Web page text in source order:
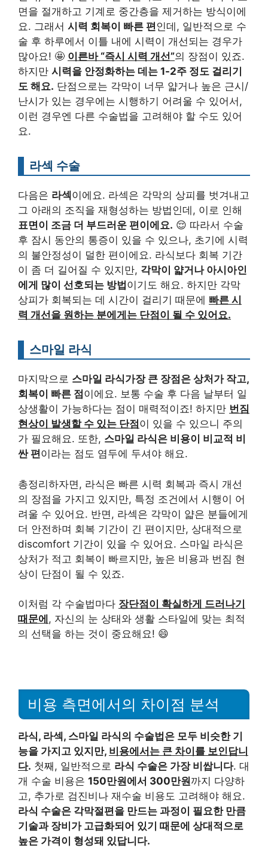
면을 절개하고 기계로 중간층을 제거하는 방식이에
요. 그래서 시력 회복이 빠른 편 인데, 일반적으로 수
술 후 하루에서 이틀 내에 시력이 개선되는 경우가
많아요! 🤩 이른바 “즉시 시력 개선”의 장점이 있죠.
하지만 시력을 안정화하는 데는 1-2주 정도 걸리기
도 해요. 단점으로는 각막이 너무 얇거나 높은 근시/
난시가 있는 경우에는 시행하기 어려울 수 있어서,
이런 경우엔 다른 수술법을 고려해야 할 수도 있어
요.
라섹 수술
다음은 라섹 이에요. 라섹은 각막의 상피를 벗겨내고
그 아래의 조직을 재형성하는 방법인데, 이로 인해
표면이 조금 더 부드러운 편이에요. 😌 따라서 수술
후 잠시 동안의 통증이 있을 수 있으나, 초기에 시력
의 불안정성이 덜한 편이에요. 라식보다 회복 기간
이 좀 더 길어질 수 있지만, 각막이 얇거나 아시아인
에게 많이 선호되는 방법 이기도 해요. 하지만 각막
상피가 회복되는 데 시간이 걸리기 때문에 빠른 시
력 개선을 원하는 분에게는 단점이 될 수 있어요.
스마일 라식
마지막으로 스마일 라식가장 큰 장점은 상처가 작고,
회복이 빠른 점 이에요. 보통 수술 후 다음 날부터 일
상생활이 가능하다는 점이 매력적이죠! 하지만 번짐
현상이 발생할 수 있는 단점 이 있을 수 있으니 주의
가 필요해요. 또한, 스마일 라식은 비용이 비교적 비
싼 편이라는 점도 염두에 두셔야 해요.
총정리하자면, 라식은 빠른 시력 회복과 즉시 개선
의 장점을 가지고 있지만, 특정 조건에서 시행이 어
려울 수 있어요. 반면, 라섹은 각막이 얇은 분들에게
더 안전하며 회복 기간이 긴 편이지만, 상대적으로
discomfort 기간이 있을 수 있어요. 스마일 라식은
상처가 적고 회복이 빠르지만, 높은 비용과 번짐 현
상이 단점이 될 수 있죠.
이처럼 각 수술법마다 장단점이 확실하게 드러나기
때문에 , 자신의 눈 상태와 생활 스타일에 맞는 최적
의 선택을 하는 것이 중요해요! 😄
비용 측면에서의 차이점 분석
라식, 라섹, 스마일 라식의 수술법은 모두 비슷한 기
능을 가지고 있지만, 비용에서는 큰 차이를 보인답니
다. 첫째, 일반적으로 라식 수술은 가장 비쌉니다. 대
개 수술 비용은 150만원에서 300만원까지 다양하
고, 추가로 검진비나 재수술 비용도 고려해야 해요.
라식 수술은 각막절편을 만드는 과정이 필요한 만큼
기술과 장비가 고급화되어 있기 때문에 상대적으로
높은 가격이 형성돼 있답니다.